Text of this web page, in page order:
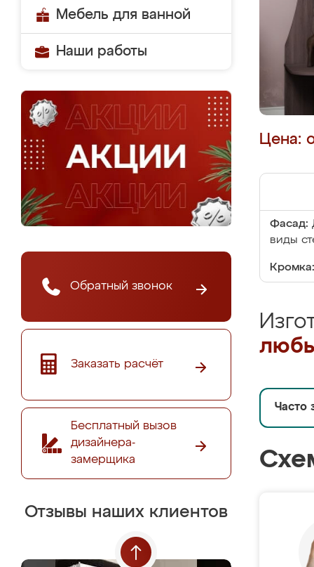
Мебель для ванной
Наши работы
Обратный звонок
Заказать расчёт
Бесплатный вызов
дизайнера-
замерщика
Отзывы наших клиентов
Цена:
Фасад:
виды
Кромка:
Часто